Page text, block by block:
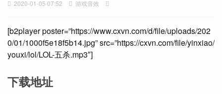
2020-01-05 07:52 游戏音效
[b2player poster=”https://www.cxvn.com/d/file/uploads/202
0/01/1000f5e18f5b14.jpg” src=”https://cxvn.com/file/yinxiao/
youxi/lol/LOL-五杀.mp3″]
下载地址